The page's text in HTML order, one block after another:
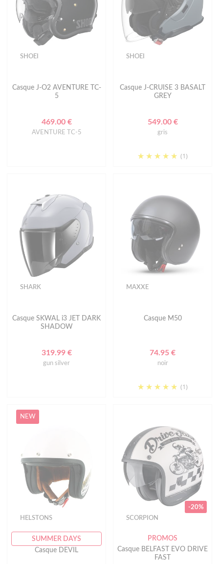
SHOEI
Casque J-O2 AVENTURE TC-
5
469.00 €
AVENTURE TC-5
SHOEI
Casque J-CRUISE 3 BASALT
GREY
549.00 €
gris
(1)
SHARK
Casque SKWAL i3 JET DARK
SHADOW
319.99 €
gun silver
MAXXE
Casque M50
74.95 €
noir
(1)
NEW
HELSTONS
SUMMER DAYS
Casque DEVIL
-20%
SCORPION
PROMOS
Casque BELFAST EVO DRIVE
FAST